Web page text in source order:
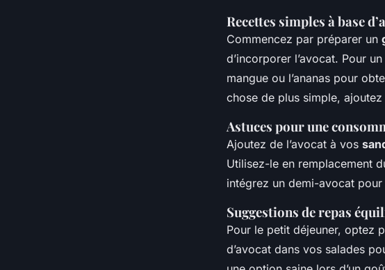
Recettes simples à base
Commencez par préparer un
d’incorporer l’avocat. Pour
mangue ou l’ananas pour
chose de plus simple,
Astuces pour une
Ajoutez de l’avocat à vos
Utilisez-le en remplacement
intégrez un demi-avocat
Suggestions de repas
Pour le petit déjeuner, optez
d’avocat dans vos salades